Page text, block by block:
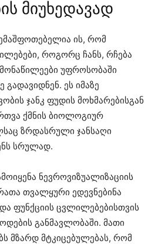
მიუხედავად
ის, რომ
როგორც ჩანს, რჩება
უფროსობაში
გადავიდნენ. ეს იმაზე
ჯანკ ფუდის მოხმარებისგან
ქმნის ბიოლოგიურ
ზრდასრული ჯანსაღი
სრულად.
ნევროვიზუალიზაციის
თვალყური ედევნებინა
ფუნქციის ცვლილებებისთვის
განმავლობაში. მათი
მზარდ მტკიცებულებას, რომ